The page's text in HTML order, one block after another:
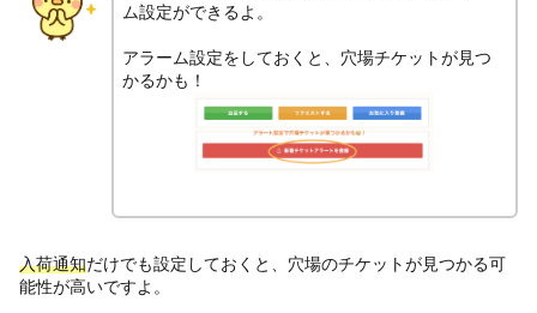
ム設定ができるよ。
アラーム設定をしておくと、穴場チケットが見つ
かるかも！
入荷通知だけでも設定しておくと、穴場のチケットが見つかる可
能性が高いですよ。